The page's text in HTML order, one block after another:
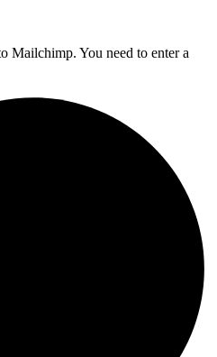
Mailchimp. You need to enter a